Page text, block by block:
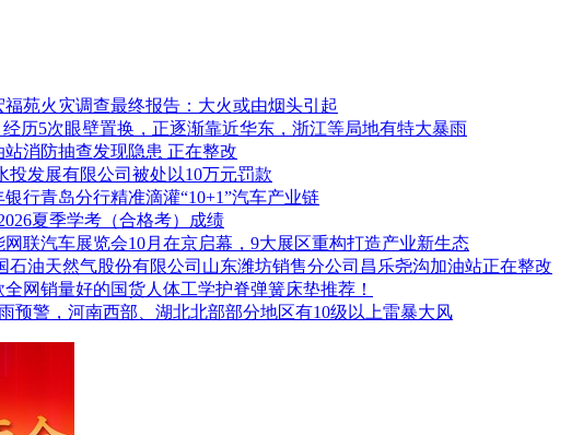
苑火灾调查最终报告：大火或由烟头引起
历5次眼壁置换，正逐渐靠近华东，浙江等局地有特大暴雨
消防抽查发现隐患 正在整改
投发展有限公司被处以10万元罚款
银行青岛分行精准滴灌“10+1”汽车产业链
夏季学考（合格考）成绩
网联汽车展览会10月在京启幕，9大展区重构打造产业新生态
石油天然气股份有限公司山东潍坊销售分公司昌乐尧沟加油站正在整改
网销量好的国货人体工学护脊弹簧床垫推荐！
预警，河南西部、湖北北部部分地区有10级以上雷暴大风